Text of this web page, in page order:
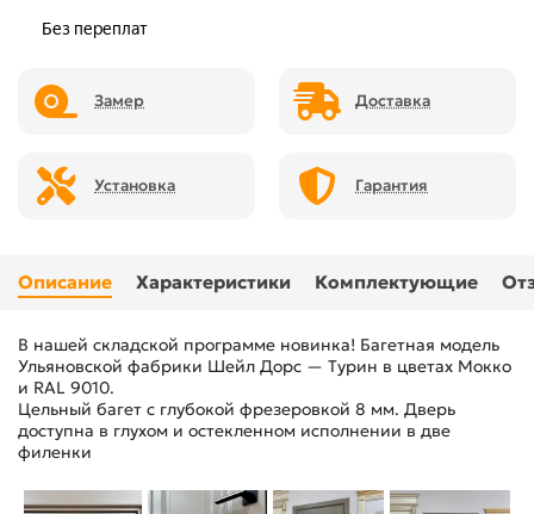
Замер Доставка
Установка Гарантия
Описание Характеристики Комплектующие
В нашей складской программе новинка! Багетная модель
Ульяновской фабрики Шейл Дорс — Турин в цветах Мокко
и RAL 9010.
Цельный багет с глубокой фрезеровкой 8 мм. Дверь
доступна в глухом и остекленном исполнении в две
филенки